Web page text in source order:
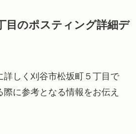
目のポスティング詳細デ
詳しく刈谷市松坂町５丁目で
に参考となる情報をお伝え